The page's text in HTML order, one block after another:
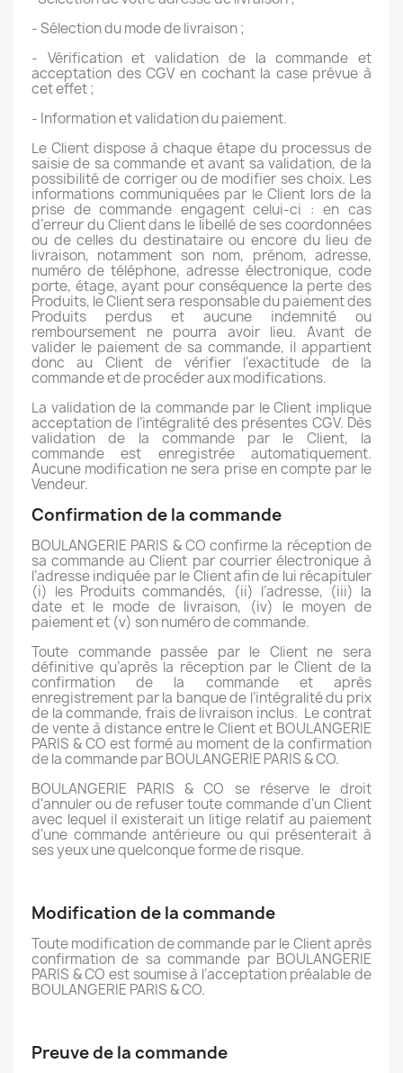
- Sélection du mode de livraison ;
- Vérification et validation de la commande et
acceptation des CGV en cochant la case prévue à
cet effet ;
- Information et validation du paiement.
Le Client dispose à chaque étape du processus de
saisie de sa commande et avant sa validation, de la
possibilité de corriger ou de modifier ses choix. Les
informations communiquées par le Client lors de la
prise de commande engagent celui-ci : en cas
d’erreur du Client dans le libellé de ses coordonnées
ou de celles du destinataire ou encore du lieu de
livraison, notamment son nom, prénom, adresse,
numéro de téléphone, adresse électronique, code
porte, étage, ayant pour conséquence la perte des
Produits, le Client sera responsable du paiement des
Produits perdus et aucune indemnité ou
remboursement ne pourra avoir lieu. Avant de
valider le paiement de sa commande, il appartient
donc au Client de vérifier l’exactitude de la
commande et de procéder aux modifications.
La validation de la commande par le Client implique
acceptation de l’intégralité des présentes CGV. Dès
validation de la commande par le Client, la
commande est enregistrée automatiquement.
Aucune modification ne sera prise en compte par le
Vendeur.
Confirmation de la commande
BOULANGERIE PARIS & CO confirme la réception de
sa commande au Client par courrier électronique à
l’adresse indiquée par le Client afin de lui récapituler
(i) les Produits commandés, (ii) l’adresse, (iii) la
date et le mode de livraison, (iv) le moyen de
paiement et (v) son numéro de commande.
Toute commande passée par le Client ne sera
définitive qu’après la réception par le Client de la
confirmation de la commande et après
enregistrement par la banque de l’intégralité du prix
de la commande, frais de livraison inclus. Le contrat
de vente à distance entre le Client et BOULANGERIE
PARIS & CO est formé au moment de la confirmation
de la commande par BOULANGERIE PARIS & CO.
BOULANGERIE PARIS & CO se réserve le droit
d'annuler ou de refuser toute commande d'un Client
avec lequel il existerait un litige relatif au paiement
d'une commande antérieure ou qui présenterait à
ses yeux une quelconque forme de risque.
Modification de la commande
Toute modification de commande par le Client après
confirmation de sa commande par BOULANGERIE
PARIS & CO est soumise à l’acceptation préalable de
BOULANGERIE PARIS & CO.
Preuve de la commande